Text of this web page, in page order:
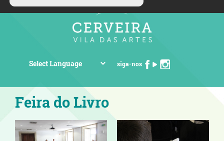
siga-nos
Feira do Livro